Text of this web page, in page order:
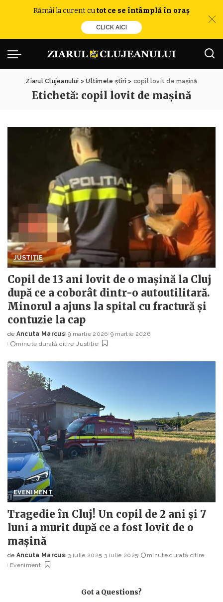
Rămâi la curent cutot ce se întâmplă în oraș
CLICK AICI
Ziarul Clujeanului >Ultimele știri > copil lovit de mașină
Etichetă: copil lovit de mașină
JUSTIȚIE
Copil de 13 ani lovit de o mașină la Cluj
după ce a coborât dintr-o autoutilitară.
Minorul a ajuns la spital cu fractură și
contuzie la cap
Posted
by
de Ancuta Marcus 9 martie 2026 9 martie 2026
minute durată citire Justiție
EVENIMENT
Tragedie în Cluj! Un copil de 2 ani și 7
luni a murit după ce a fost lovit de o
mașină
Posted
by
de Ancuta Marcus 3 iulie 2025 3 iulie 2025
minute durată citire
Eveniment
Got a Questions?